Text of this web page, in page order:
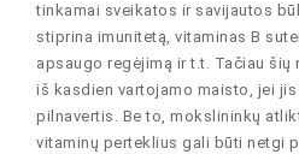
tinkamai sveikatos ir savijautos
stiprina imunitetą, vitaminas B
apsaugo regėjimą ir t.t. Tačiau šių
iš kasdien vartojamo maisto, jei
pilnavertis. Be to, mokslininkų
vitaminų perteklius gali būti netgi